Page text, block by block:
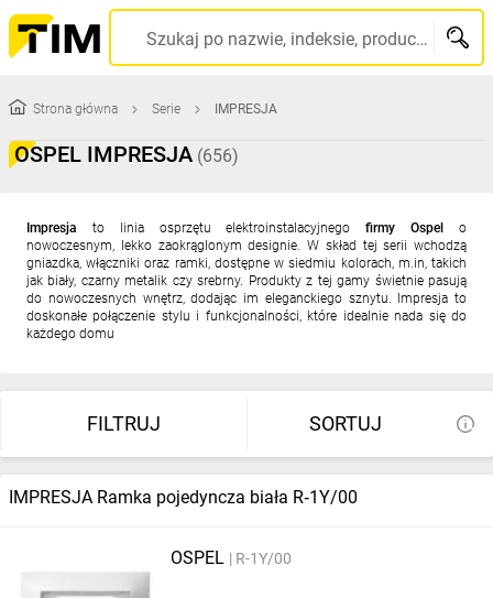
Szukaj po nazwie, indeksie, producencie, kodzie kreskowym...
Strona główna Serie IMPRESJA
OSPEL IMPRESJA (656)
Impresja to linia osprzętu elektroinstalacyjnego firmy Ospelo
nowoczesnym, lekko zaokrąglonym designie. W skład tej serii wchodzą
gniazdka, włączniki oraz ramki, dostępne w siedmiu kolorach, m.in, takich
jak biały, czarny metalik czy srebrny. Produkty z tej gamy świetnie pasują
do nowoczesnych wnętrz, dodając im eleganckiego sznytu. Impresja to
doskonałe połączenie stylu i funkcjonalności, które idealnie nada się do
każdego domu
FILTRUJ SORTUJ
IMPRESJA Ramka pojedyncza biała R‑1Y/00
OSPEL R-1Y/00